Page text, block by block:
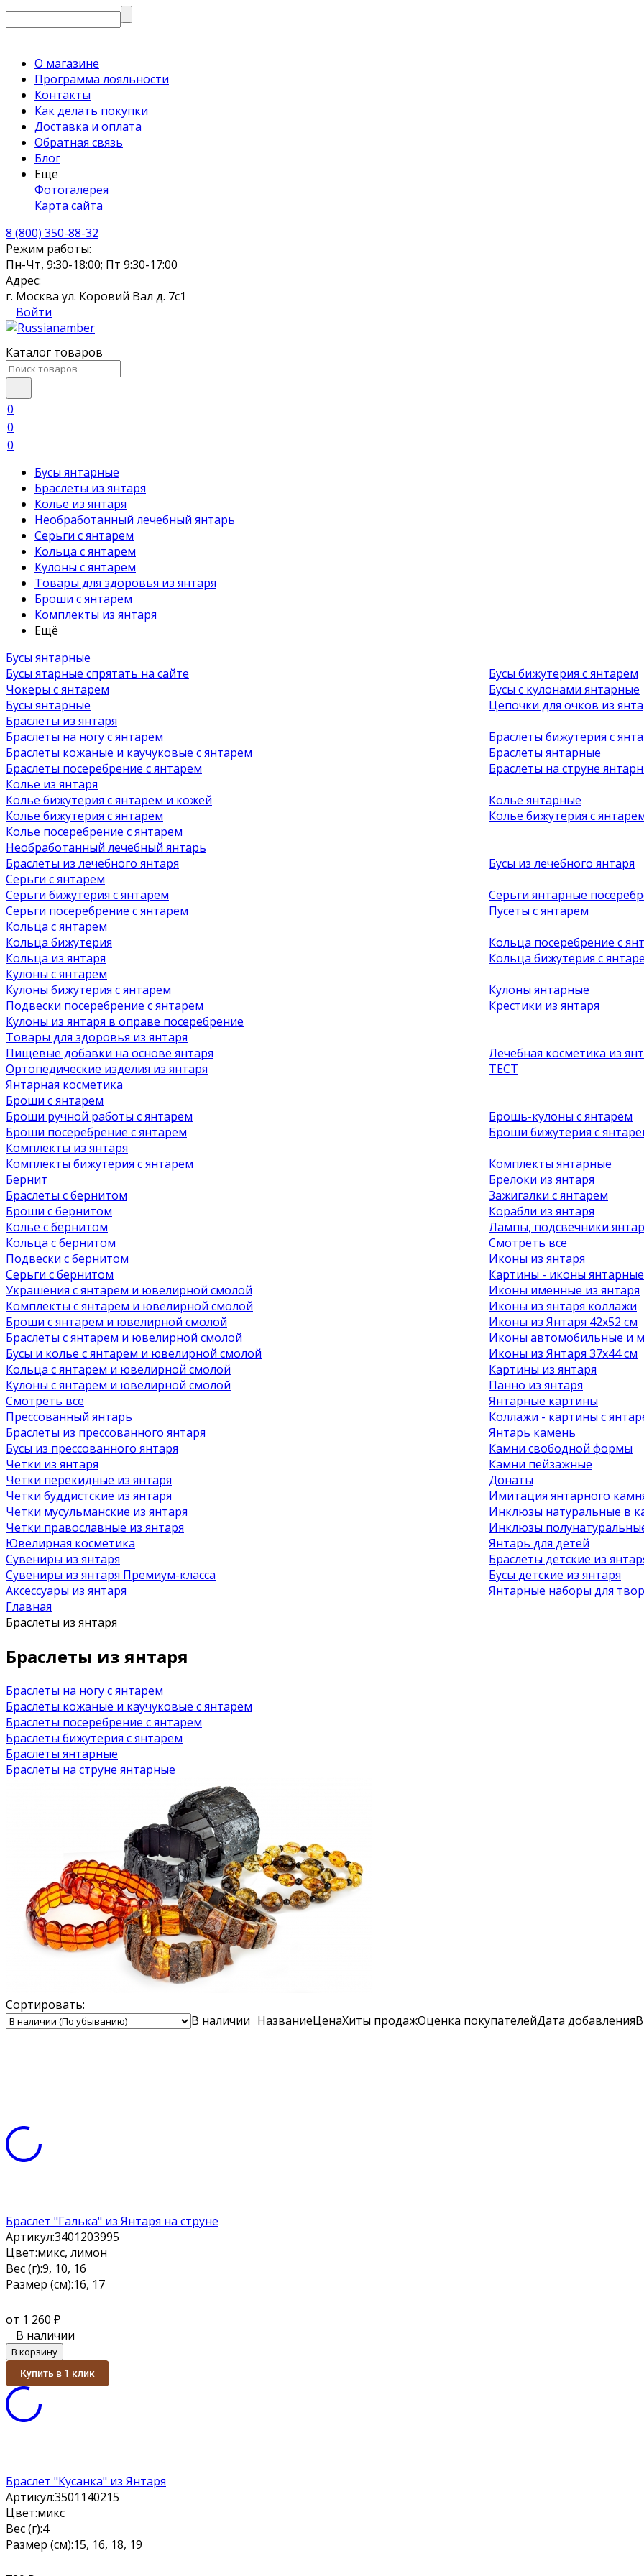
О магазине
Программа лояльности
Контакты
Как делать покупки
Доставка и оплата
Обратная связь
Блог
Ещё
Фотогалерея
Карта сайта
8 (800) 350-88-32
Режим работы:
Пн-Чт, 9:30-18:00; Пт 9:30-17:00
Адрес:
г. Москва ул. Коровий Вал д. 7с1
Войти
Каталог товаров
0
0
0
Бусы янтарные
Браслеты из янтаря
Колье из янтаря
Необработанный лечебный янтарь
Серьги с янтарем
Кольца с янтарем
Кулоны с янтарем
Товары для здоровья из янтаря
Броши с янтарем
Комплекты из янтаря
Ещё
Бусы янтарные
Бусы ятарные спрятать на сайте
Чокеры с янтарем
Бусы янтарные
Бусы бижутерия с янтарем
Бусы с кулонами янтарные
Цепочки для очков из
Браслеты из янтаря
Браслеты на ногу с янтарем
Браслеты кожаные и каучуковые с янтарем
Браслеты посеребрение с янтарем
Браслеты бижутерия с
Браслеты янтарные
Браслеты на струне
Колье из янтаря
Колье бижутерия с янтарем и кожей
Колье бижутерия с янтарем
Колье посеребрение с янтарем
Колье янтарные
Колье бижутерия с
Необработанный лечебный янтарь
Браслеты из лечебного янтаря
Бусы из лечебного янтаря
Серьги с янтарем
Серьги бижутерия с янтарем
Серьги посеребрение с янтарем
Серьги янтарные
Пусеты с янтарем
Кольца с янтарем
Кольца бижутерия
Кольца из янтаря
Кольца посеребрение с
Кольца бижутерия с
Кулоны с янтарем
Кулоны бижутерия с янтарем
Подвески посеребрение с янтарем
Кулоны из янтаря в оправе посеребрение
Кулоны янтарные
Крестики из янтаря
Товары для здоровья из янтаря
Пищевые добавки на основе янтаря
Ортопедические изделия из янтаря
Янтарная косметика
Лечебная косметика из
ТЕСТ
Броши с янтарем
Броши ручной работы с янтарем
Броши посеребрение с янтарем
Брошь-кулоны с янтарем
Броши бижутерия с
Комплекты из янтаря
Комплекты бижутерия с янтарем
Комплекты янтарные
Бернит
Браслеты с бернитом
Броши с бернитом
Колье с бернитом
Кольца с бернитом
Подвески с бернитом
Серьги с бернитом
Украшения с янтарем и ювелирной смолой
Комплекты с янтарем и ювелирной смолой
Броши с янтарем и ювелирной смолой
Браслеты с янтарем и ювелирной смолой
Бусы и колье с янтарем и ювелирной смолой
Кольца с янтарем и ювелирной смолой
Кулоны с янтарем и ювелирной смолой
Смотреть все
Прессованный янтарь
Браслеты из прессованного янтаря
Бусы из прессованного янтаря
Четки из янтаря
Четки перекидные из янтаря
Четки буддистские из янтаря
Четки мусульманские из янтаря
Четки православные из янтаря
Ювелирная косметика
Сувениры из янтаря
Сувениры из янтаря Премиум-класса
Аксессуары из янтаря
Брелоки из янтаря
Зажигалки с янтарем
Корабли из янтаря
Лампы, подсвечники
Смотреть все
Иконы из янтаря
Картины - иконы янтарные
Иконы именные из янтаря
Иконы из янтаря коллажи
Иконы из Янтаря 42х52 см
Иконы автомобильные и
Иконы из Янтаря 37х44 см
Картины из янтаря
Панно из янтаря
Янтарные картины
Коллажи - картины с
Янтарь камень
Камни свободной формы
Камни пейзажные
Донаты
Имитация янтарного
Инклюзы натуральные в
Инклюзы
Янтарь для детей
Браслеты детские из
Бусы детские из янтаря
Янтарные наборы для
Главная
Браслеты из янтаря
Браслеты из янтаря
Браслеты на ногу с янтарем
Браслеты кожаные и каучуковые с янтарем
Браслеты посеребрение с янтарем
Браслеты бижутерия с янтарем
Браслеты янтарные
Браслеты на струне янтарные
Сортировать:
В наличии НазваниеЦенаХиты продажОценка покупателейДата добавления
Браслет "Галька" из Янтаря на струне
Артикул:3401203995
Цвет:микс, лимон
Вес (г):9, 10, 16
Размер (см):16, 17
от 1 260 ₽
В наличии
В корзину
Купить в 1 клик
Браслет "Кусанка" из Янтаря
Артикул:3501140215
Цвет:микс
Вес (г):4
Размер (см):15, 16, 18, 19